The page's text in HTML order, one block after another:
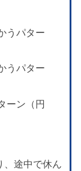
うパター
うパター
ーン（円
、途中で休ん